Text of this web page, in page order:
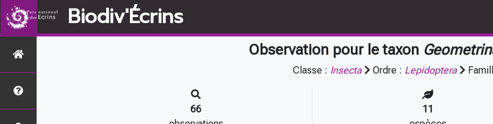
Biodiv'Écrins
Observation pour le taxon
Classe : Insecta Ordre : Lepidoptera
66
11